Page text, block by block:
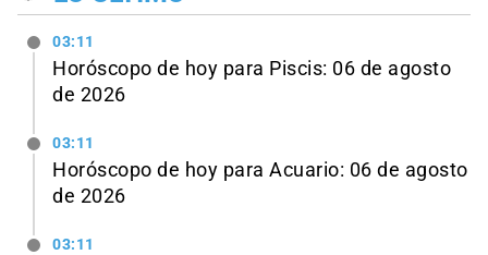
03:11
Horóscopo de hoy para Piscis: 06 de agosto
de 2026
03:11
Horóscopo de hoy para Acuario: 06 de agosto
de 2026
03:11